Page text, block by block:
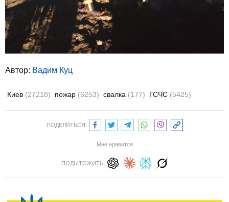
Автор: Вадим Куц
Киев (27218) пожар (6253) свалка (177) ГСЧС (5425)
ПОДЕЛИТЬСЯ:
Мне нравится
ПОДЫТОЖИТЬ: